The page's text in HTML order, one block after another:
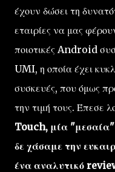
έχουν δώσει τη
εταιρίες να μας
ποιοτικές Android
UMI, η οποία έχει
συσκευές, που όμως
την τιμή τους. Έπεσε
Touch, μία
δε χάσαμε την
ένα αναλυτικό